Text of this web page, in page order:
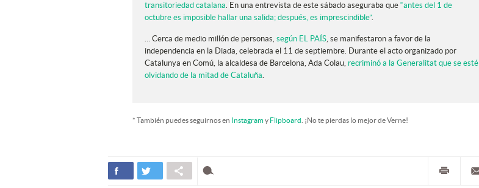
transitoriedad catalana. En una entrevista de este sábado aseguraba que “antes del 1 de
octubre es imposible hallar una salida; después, es imprescindible”.
… Cerca de medio millón de personas, según EL PAÍS, se manifestaron a favor de la
independencia en la Diada, celebrada el 11 de septiembre. Durante el acto organizado por
Catalunya en Comú, la alcaldesa de Barcelona, Ada Colau, recriminó a la Generalitat que se esté
olvidando de la mitad de Cataluña.
* También puedes seguirnos en Instagramy Flipboard . ¡No te pierdas lo mejor de Verne!